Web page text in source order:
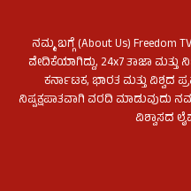
ನಮ್ಮ ಬಗ್ಗೆ (About Us) Freedom
ವೇದಿಕೆಯಾಗಿದ್ದು, 24x7 ತಾಜಾ ಮತ್ತು
ಕರ್ನಾಟಕ, ಭಾರತ ಮತ್ತು ವಿಶ್ವದ
ನಿಷ್ಪಕ್ಷಪಾತವಾಗಿ ವರದಿ ಮಾಡುವುದು
ವಿಶ್ವಾಸದ